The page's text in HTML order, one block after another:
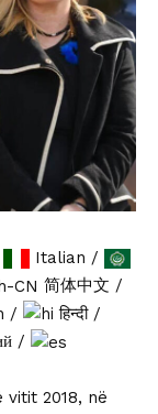
Italian /
简体中文 /
/ हिन्दी/
/
2018, në